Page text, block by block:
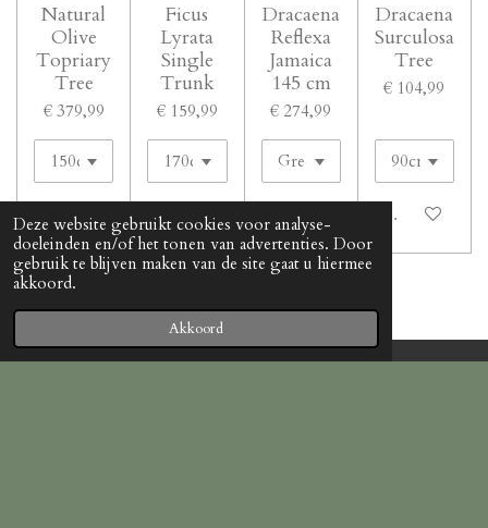
Deze website gebruikt cookies voor analyse-
doeleinden en/of het tonen van advertenties. Door
gebruik te blijven maken van de site gaat u hiermee
akkoord.
Akkoord
Natural
Olive
Topriary
Tree
€ 379,99
In winkelwagen
Ficus
Lyrata
Single
Trunk
€ 159,99
In winkelwagen
Dracaena
Reflexa
Jamaica
145 cm
€ 274,99
In winkelwagen
Dracaena
Surculosa
Tree
€ 104,99
In